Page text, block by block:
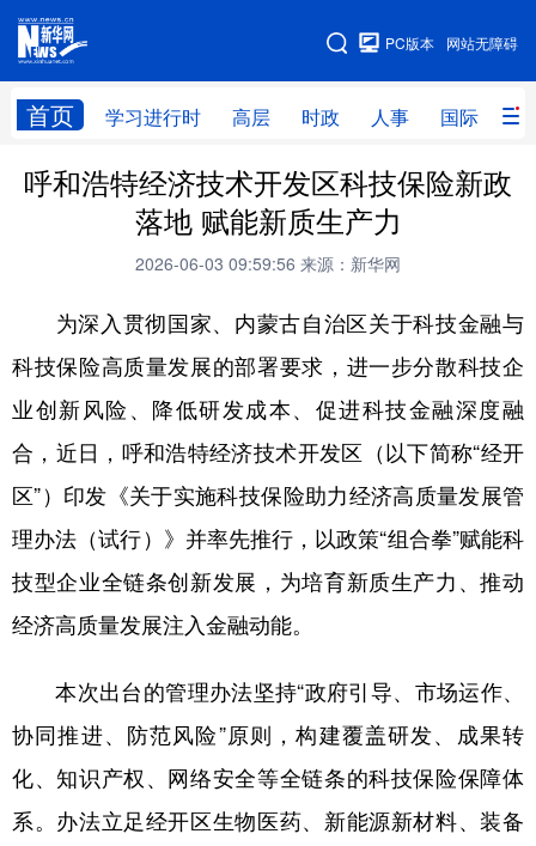
网站无障碍
PC版本
首页 学习进行时 高层 时政 人事 国际 财
网站地图
学习进行时 高层 时政 人事
财经 网评
全球连线
科技 科创 量子 体育
文化 书画 健康 军事
法律 中央文件 金融 汽车
食品 人居 信息化 数字经济
学术中国 乡村振兴 银龄 溯源中国
城市 旅游
彩票 娱乐 时尚 悦读
公益 一带一路 亚太网 上市公司
文化产业
呼和浩特经济技术开发区科技保险新政
落地 赋能新质生产力
2026-06-03 09:59:56 来源：新华网
为深入贯彻国家、内蒙古自治区关于科技金融与
科技保险高质量发展的部署要求，进一步分散科技企
业创新风险、降低研发成本、促进科技金融深度融
合，近日，呼和浩特经济技术开发区（以下简称“经开
区”）印发《关于实施科技保险助力经济高质量发展管
理办法（试行）》并率先推行，以政策“组合拳”赋能科
技型企业全链条创新发展，为培育新质生产力、推动
经济高质量发展注入金融动能。
本次出台的管理办法坚持“政府引导、市场运作、
协同推进、防范风险”原则，构建覆盖研发、成果转
化、知识产权、网络安全等全链条的科技保险保障体
系。办法立足经开区生物医药、新能源新材料、装备